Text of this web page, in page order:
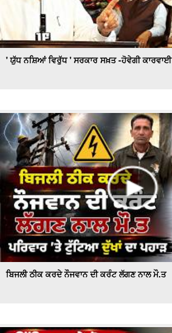
' ਯੁੱਧ ਨਸ਼ਿਆਂ ਵਿਰੁੱਧ ' ਸਰਕਾਰ ਸਖ਼ਤ -ਹੋਵੇਗੀ ਕਾਰਵਾਈ
ਬਿਜਲੀ ਠੀਕ ਕਰਦੇ ਨੌਜਵਾਨ ਦੀ ਕਰੰਟ ਲੱਗਣ ਨਾਲ ਮੌ.ਤ